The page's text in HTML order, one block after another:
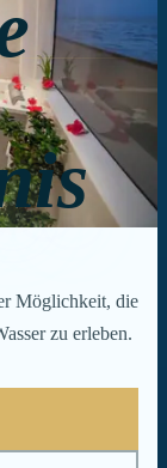
Möglichkeit, die
zu erleben.